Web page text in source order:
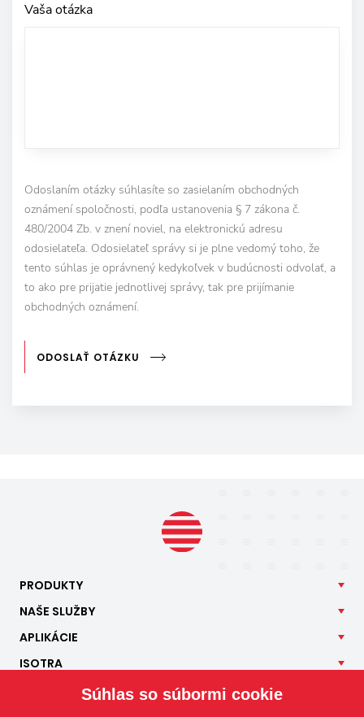
Vaša otázka
Odoslaním otázky súhlasíte so zasielaním obchodných
oznámení spoločnosti, podľa ustanovenia § 7 zákona č.
480/2004 Zb. v znení noviel, na elektronickú adresu
odosielateľa. Odosielateľ správy si je plne vedomý toho, že
tento súhlas je oprávnený kedykoľvek v budúcnosti odvolať, a
to ako pre prijatie jednotlivej správy, tak pre prijímanie
obchodných oznámení.
ODOSLAŤ OTÁZKU
PRODUKTY
NAŠE SLUŽBY
APLIKÁCIE
ISOTRA
Súhlas so súbormi cookie